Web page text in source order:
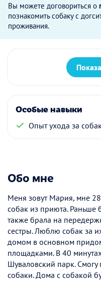
Вы можете договориться о
познакомить собаку с
проживания.
Особые навыки
Опыт ухода за
Обо мне
Меня зовут Мария, мне 28
собак из приюта.
также брала на
сестры. Люблю собак за
домом в основном
площадками. В 40
Шуваловский парк.
собаки. Дома с собакой